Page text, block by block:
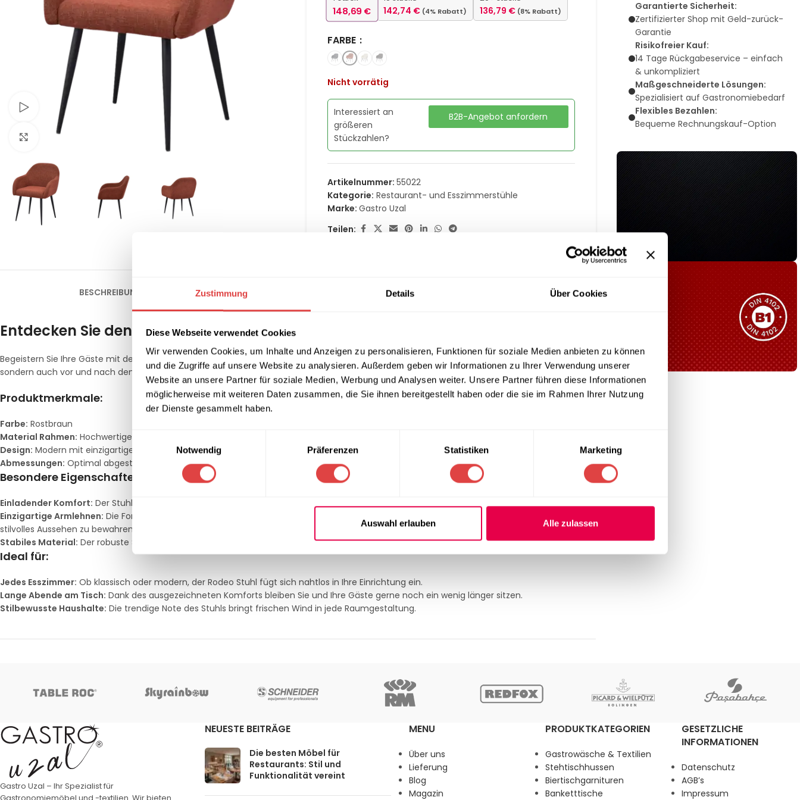
Zustimmung Details Über Cookies
Diese Webseite verwendet Cookies
Wir verwenden Cookies, um Inhalte und Anzeigen zu personalisieren, Funktionen für soziale Medien anbieten zu können
und die Zugriffe auf unsere Website zu analysieren. Außerdem geben wir Informationen zu Ihrer Verwendung unserer
Website an unsere Partner für soziale Medien, Werbung und Analysen weiter. Unsere Partner führen diese Informationen
möglicherweise mit weiteren Daten zusammen, die Sie ihnen bereitgestellt haben oder die sie im Rahmen Ihrer Nutzung
der Dienste gesammelt haben.
Notwendig
Präferenzen Statistiken Marketing
Auswahl erlauben Alle zulassen
Schau Video
Klick zum Vergrößern
148,69€ 142,74 € (4% Rabatt) 136,79 € (8% Rabatt)
FARBE
Nicht vorrätig
Interessiert an
größeren
Stückzahlen?
B2B-Angebot anfordern
Artikelnummer:55022
Kategorie: Restaurant- und Esszimmerstühle
Marke:Gastro Uzal
Teilen:
BESCHREIBUNG ZUSÄTZLICHE INFORMATIONEN LIEFERUNG & RÜCKGABE
Entdecken Sie den Esszimmerstuhl Rodeo in Rostbraun – Komfort trifft auf Stil
Begeistern Sie Ihre Gäste mit dem außergewöhnlichen Esszimmerstuhl Rodeo
in elegantem Rostbraun. Dieser Stuhl bietet nicht nur während,
sondern auch vor und nach dem Essen höchsten Komfort, wodurch jede Mahlzeit zu einem besonderen Erlebnis wird.
Produktmerkmale:
Farbe: Rostbraun
Material Rahmen: Hochwertiger schwarzer Stahl
Design: Modern mit einzigartigen Armlehnen
Abmessungen: Optimal abgestimmt auf standardisierte Esstische
Besondere Eigenschaften:
Einladender Komfort: Der Stuhl ist so gestaltet, dass sich Ihre Gäste sofort willkommen und zu Hause fühlen.
Einzigartige Armlehnen: Die Form der Armlehnen ist speziell entworfen, um eine entspannte Haltung zu ermöglichen und gleichzeitig ein
stilvolles Aussehen zu bewahren.
Stabiles Material: Der robuste Stahlrahmen sorgt für Langlebigkeit und Stabilität, selbst bei täglicher Nutzung.
Ideal für:
Jedes Esszimmer: Ob klassisch oder modern, der Rodeo Stuhl fügt sich nahtlos in Ihre Einrichtung ein.
Lange Abende am Tisch: Dank des ausgezeichneten Komforts bleiben Sie und Ihre Gäste gerne noch ein wenig länger sitzen.
Stilbewusste Haushalte: Die trendige Note des Stuhls bringt frischen Wind in jede Raumgestaltung.
Garantierte Sicherheit:
Zertifizierter Shop mit Geld-zurück-
Garantie
Risikofreier Kauf:
14 Tage Rückgabeservice – einfach
& unkompliziert
Maßgeschneiderte Lösungen:
Spezialisiert auf Gastronomiebedarf
Flexibles Bezahlen:
Bequeme Rechnungskauf-Option
Sie haben nicht das passende
Produkt gefunden?
Wir helfen Ihnen gerne weiter!
B1 Zertifiziert
Gastro Uzal – Ihr Spezialist für
NEUESTE BEITRÄGE
Die besten Möbel für
Restaurants: Stil und
Funktionalität vereint
MENU
Über uns
Lieferung
Blog
Magazin
PRODUKTKATEGORIEN
Gastrowäsche & Textilien
Stehtischhussen
Biertischgarnituren
Banketttische
GESETZLICHE
INFORMATIONEN
Datenschutz
AGB’s
Impressum